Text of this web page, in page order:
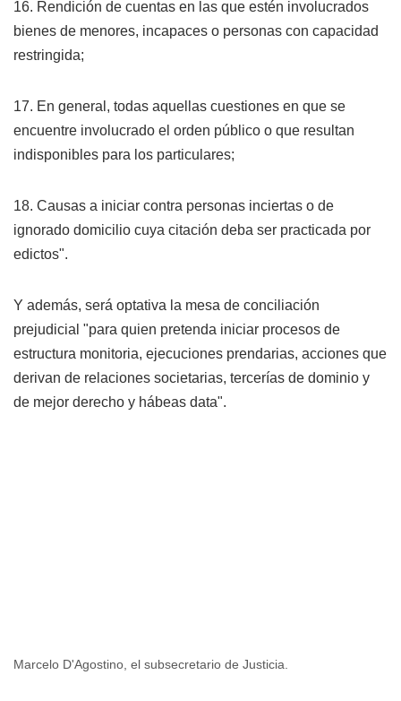
16. Rendición de cuentas en las que estén involucrados
bienes de menores, incapaces o personas con capacidad
restringida;
17. En general, todas aquellas cuestiones en que se
encuentre involucrado el orden público o que resultan
indisponibles para los particulares;
18. Causas a iniciar contra personas inciertas o de
ignorado domicilio cuya citación deba ser practicada por
edictos".
Y además, será optativa la mesa de conciliación
prejudicial "para quien pretenda iniciar procesos de
estructura monitoria, ejecuciones prendarias, acciones que
derivan de relaciones societarias, tercerías de dominio y
de mejor derecho y hábeas data".
Marcelo D'Agostino, el subsecretario de Justicia.